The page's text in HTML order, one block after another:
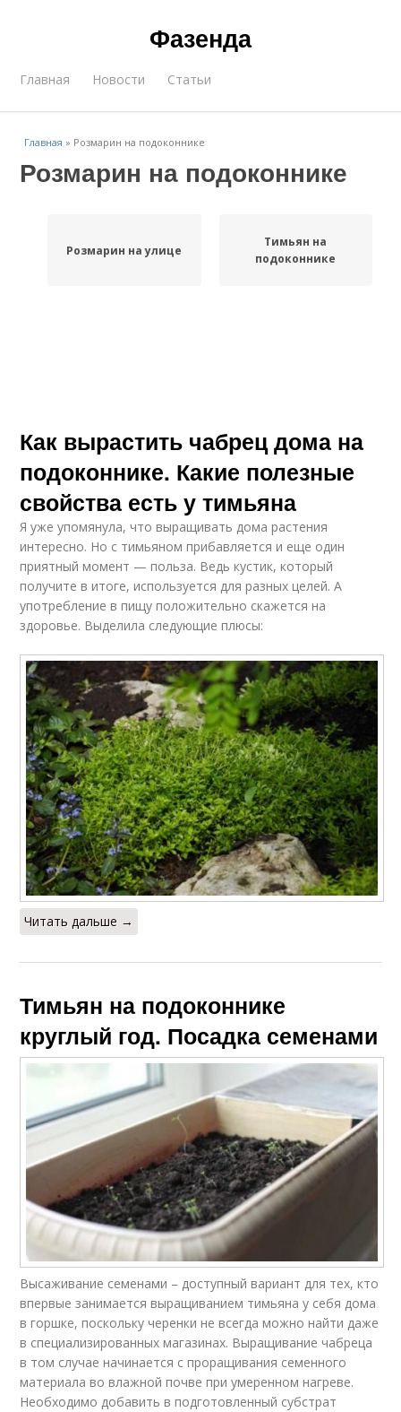
Фазенда
Главная Новости Статьи
Главная » Розмарин на подоконнике
Розмарин на подоконнике
Розмарин на улице
Тимьян на
подоконнике
Как вырастить чабрец дома на
подоконнике. Какие полезные
свойства есть у тимьяна
Я уже упомянула, что выращивать дома растения
интересно. Но с тимьяном прибавляется и еще один
приятный момент — польза. Ведь кустик, который
получите в итоге, используется для разных целей. А
употребление в пищу положительно скажется на
здоровье. Выделила следующие плюсы:
Читать дальше →
Тимьян на подоконнике
круглый год. Посадка семенами
Высаживание семенами – доступный вариант для тех, кто
впервые занимается выращиванием тимьяна у себя дома
в горшке, поскольку черенки не всегда можно найти даже
в специализированных магазинах. Выращивание чабреца
в том случае начинается с проращивания семенного
материала во влажной почве при умеренном нагреве.
Необходимо добавить в подготовленный субстрат